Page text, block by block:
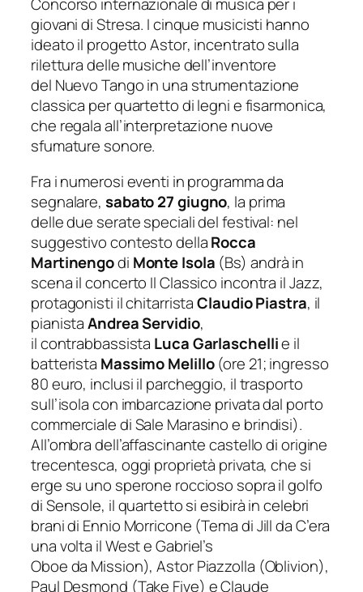
Concorso internazionale di musica per i
giovani di Stresa. I cinque musicisti hanno
ideato il progettoAstor, incentrato sulla
rilettura delle musiche dell’inventore
del Nuevo Tangoin una strumentazione
classica per quartetto di legni e fisarmonica,
che regala all’interpretazione nuove
sfumature sonore.
Fra i numerosi eventi in programma da
segnalare, sabato 27 giugno, la prima
delle due serate speciali del festival: nel
suggestivo contesto dellaRocca
Martinengodi Monte Isola (Bs) andrà in
scena il concerto Il Classico incontra il Jazz,
protagonisti il chitarristaClaudio Piastra, il
pianistaAndrea Servidio,
il contrabbassista Luca Garlaschellie il
batterista Massimo Melillo (ore 21;ingresso
80 euro, inclusiil parcheggio, il trasporto
sull’isola con imbarcazione privata dal porto
commerciale di Sale Marasinoe brindisi).
All’ombra dell’affascinante castello di origine
trecentesca, oggi proprietà privata, che si
erge su uno sperone roccioso sopra il golfo
di Sensole, il quartetto si esibirà in celebri
brani di Ennio Morricone (Tema di JilldaC’era
una volta il WesteGabriel’s
Oboeda Mission), Astor Piazzolla (Oblivion),
Paul Desmond (Take Five) e Claude